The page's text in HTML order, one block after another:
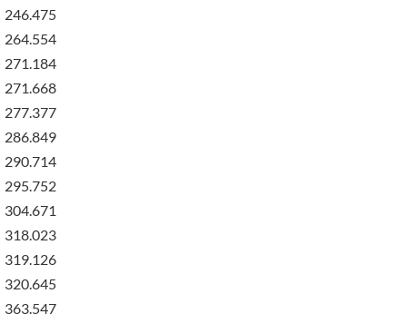
246.475
264.554
271.184
271.668
277.377
286.849
290.714
295.752
304.671
318.023
319.126
320.645
363.547